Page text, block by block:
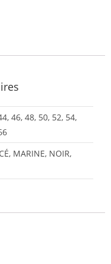
46, 48, 50, 52, 54,
MARINE, NOIR,